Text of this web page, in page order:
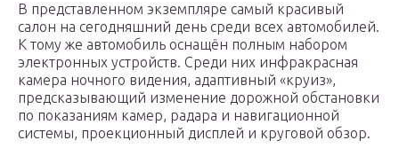
В представленном экземпляре самый красивый
салон на сегодняшний день среди всех автомобилей.
К тому же автомобиль оснащён полным набором
электронных устройств. Среди них инфракрасная
камера ночного видения, адаптивный «круиз»,
предсказывающий изменение дорожной обстановки
по показаниям камер, радара и навигационной
системы, проекционный дисплей и круговой обзор.